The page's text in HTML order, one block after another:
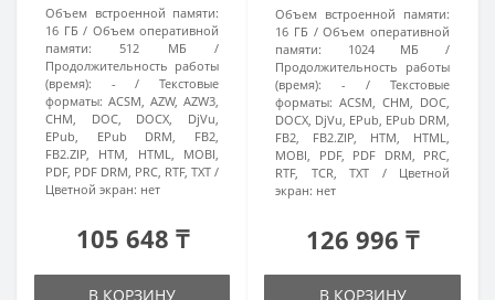
Объем встроенной памяти:
16 ГБ
Объем оперативной
памяти:
512 МБ
Продолжительность работы
(время):
-
Текстовые
форматы: ACSM, AZW, AZW3,
CHM, DOC, DOCX, DjVu,
EPub, EPub DRM, FB2,
FB2.ZIP, HTM, HTML, MOBI,
PDF, PDF DRM, PRC, RTF, TXT
Цветной экран: нет
105 648 ₸
В КОРЗИНУ
Объем встроенной памяти:
16 ГБ
Объем оперативной
памяти:
1024 МБ
Продолжительность работы
(время):
-
Текстовые
форматы: ACSM, CHM, DOC,
DOCX, DjVu, EPub, EPub DRM,
FB2, FB2.ZIP, HTM, HTML,
MOBI, PDF, PDF DRM, PRC,
RTF, TCR, TXT
Цветной
экран: нет
126 996 ₸
В КОРЗИНУ